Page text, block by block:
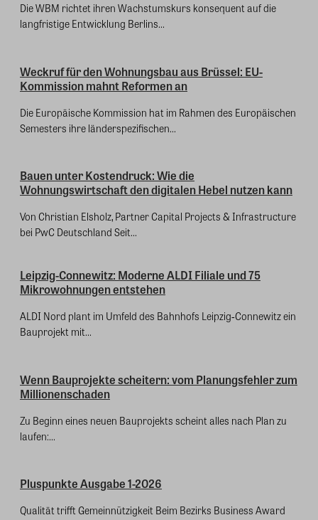
Die WBM richtet ihren Wachstumskurs konsequent auf die
langfristige Entwicklung Berlins...
Weckruf für den Wohnungsbau aus Brüssel: EU-
Kommission mahnt Reformen an
Die Europäische Kommission hat im Rahmen des Europäischen
Semesters ihre länderspezifischen...
Bauen unter Kostendruck: Wie die
Wohnungswirtschaft den digitalen Hebel nutzen kann
Von Christian Elsholz, Partner Capital Projects & Infrastructure
bei PwC Deutschland Seit...
Leipzig-Connewitz: Moderne ALDI Filiale und 75
Mikrowohnungen entstehen
ALDI Nord plant im Umfeld des Bahnhofs Leipzig‑Connewitz ein
Bauprojekt mit...
Wenn Bauprojekte scheitern: vom Planungsfehler zum
Millionenschaden
Zu Beginn eines neuen Bauprojekts scheint alles nach Plan zu
laufen:...
Pluspunkte Ausgabe 1-2026
Qualität trifft Gemeinnützigkeit Beim Bezirks Business Award